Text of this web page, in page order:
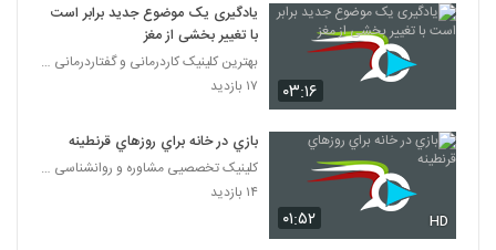
۰۳:۱۶
یادگیری یک موضوع جدید برابر است
با تغییر بخشی از مغز
بهترین کلینیک کاردرمانی و گفتاردرمانی تهران
۱۷ بازدید
۰۱:۵۲ HD
بازي در خانه براي روزهاي قرنطينه
کلینیک تخصصیی مشاوره و روانشناسی خانواده ایرانی
۱۴ بازدید